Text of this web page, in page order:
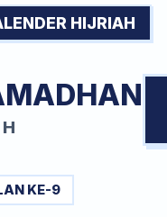
HIJRIAH
KE-9